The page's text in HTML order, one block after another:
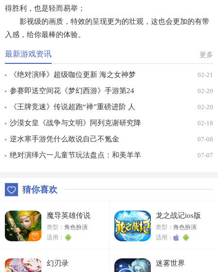
得胜利，也是轻而易举；
影视级的画质，特效的呈现更为的壮观，这也会更加的有带
入感，给你最棒的体验。
最新游戏资讯 更多
《绝对演绎》超级咖位更新 海之女神梦
幻时装免费拿！
02-21
参赛即送空间花《梦幻西游》手游第24
届X9联赛报名进行中！
02-20
《王牌竞速》传说超跑“禅”重磅进阶 人
车合一 竞速飞升！
02-20
沙漠女皇《战争与文明》阿列克谢研究降
价
02-18
逆水寒手游凭什么敢说自己不氪金 07-08
绝对演绎六一儿童节玩法盘点：和美羊羊 07-07
猜你喜欢
魔导英雄传说
类型： 角色扮演
适用：
龙之战记ios版
类型：角色扮演
适用：
幻刃录 迷雾世界